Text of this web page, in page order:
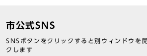
市公式SNS
SNSボタンをクリックすると別ウィンドウを
クします